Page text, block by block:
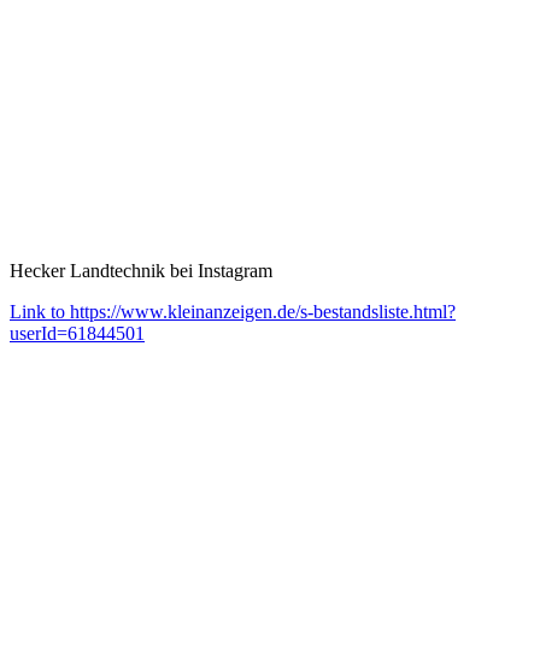
Hecker Landtechnik bei Instagram
Link to https://www.kleinanzeigen.de/s-bestandsliste.html?
userId=61844501